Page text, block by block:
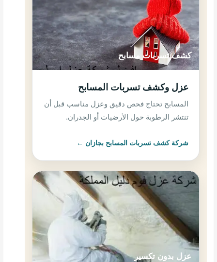
كشف تسربات مسابح
عزل وكشف تسربات المسابح
المسابح تحتاج فحص دقيق وعزل مناسب قبل أن
تنتشر الرطوبة حول الأرضيات أو الجدران.
شركة كشف تسربات المسابح بجازان ←
عزل بدون تكسير